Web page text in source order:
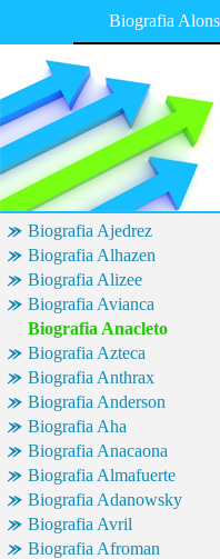
Biografia
Biografia Ajedrez
Biografia Alhazen
Biografia Alizee
Biografia Avianca
Biografia Anacleto
Biografia Azteca
Biografia Anthrax
Biografia Anderson
Biografia Aha
Biografia Anacaona
Biografia Almafuerte
Biografia Adanowsky
Biografia Avril
Biografia Afroman